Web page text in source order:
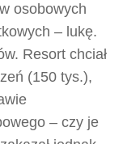
osobowych
– lukę.
Resort chciał
(150 tys.),
– czy je